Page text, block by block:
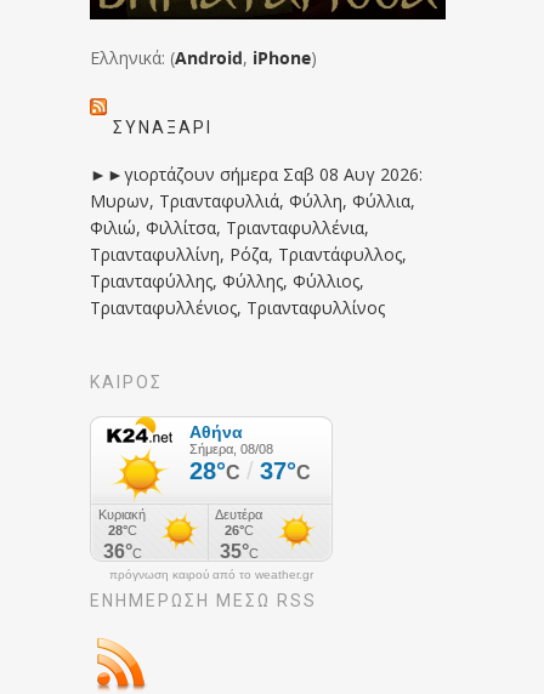
Ελληνικά: (Android, iPhone)
ΣΥΝΑΞΆΡΙ
►►γιορτάζουν σήμερα Σαβ 08 Αυγ 2026:
Μυρων, Τριανταφυλλιά, Φύλλη, Φύλλια,
Φιλιώ, Φιλλίτσα, Τριανταφυλλένια,
Τριανταφυλλίνη, Ρόζα, Τριαντάφυλλος,
Τριανταφύλλης, Φύλλης, Φύλλιος,
Τριανταφυλλένιος, Τριανταφυλλίνος
ΚΑΙΡΟΣ
πρόγνωση καιρού από το weather.gr
ΕΝΗΜΈΡΩΣΉ ΜΕΣΩ RSS